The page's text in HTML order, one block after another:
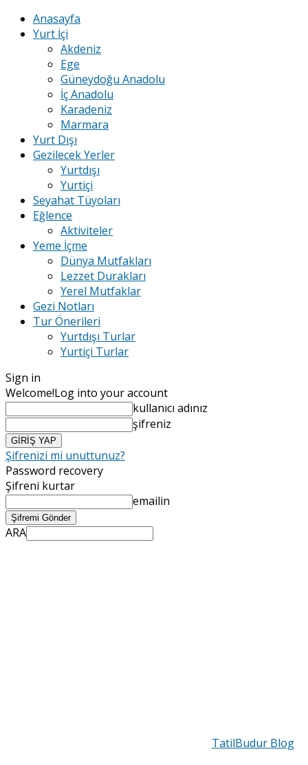
Anasayfa
Yurt İçi
Akdeniz
Ege
Güneydoğu Anadolu
İç Anadolu
Karadeniz
Marmara
Yurt Dışı
Gezilecek Yerler
Yurtdışı
Yurtiçi
Seyahat Tüyoları
Eğlence
Aktiviteler
Yeme İçme
Dünya Mutfakları
Lezzet Durakları
Yerel Mutfaklar
Gezi Notları
Tur Önerileri
Yurtdışı Turlar
Yurtiçi Turlar
Sign in
Welcome!Log into your account
kullanıcı adınız
şifreniz
Şifrenizi mi unuttunuz?
Password recovery
Şifreni kurtar
emailin
ARA
TatilBudur Blog